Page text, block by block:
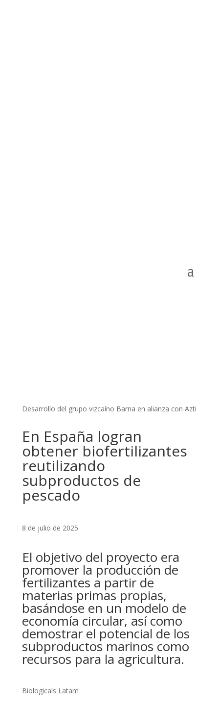
Desarrollo del grupo vizcaíno Barna en alianza con Azti
En España logran
obtener biofertilizantes
reutilizando
subproductos de
pescado
8 de julio de 2025
El objetivo del proyecto era
promover la producción de
fertilizantes a partir de
materias primas propias,
basándose en un modelo de
economía circular, así como
demostrar el potencial de los
subproductos marinos como
recursos para la agricultura.
Biologicals Latam